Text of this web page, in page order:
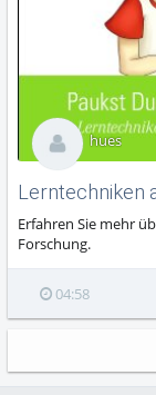
Lerntechniken
Erfahren Sie mehr
Forschung.
hues
04:58